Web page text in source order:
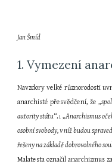
Jan Šmíd
1. Vymezení
Navzdory velké různorodosti
anarchisté přesvědčení, že „
autority státu“.1 „Anarchismus
osobní svobody, v níž budou
řešeny na základě dobrovolného
Malatesta označil anarchizmus